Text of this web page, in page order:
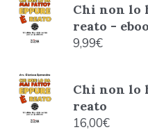
Chi non lo
reato -
9,99€
Chi non lo
reato
16,00€